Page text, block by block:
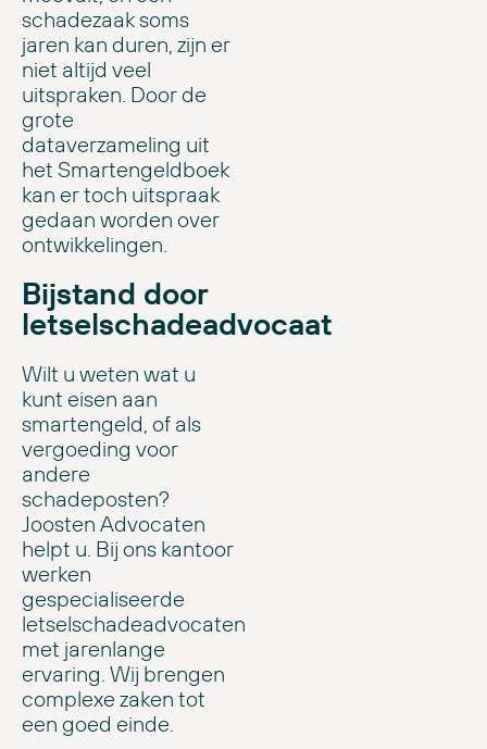
schadezaak soms
jaren kan duren, zijn er
niet altijd veel
uitspraken. Door de
grote
dataverzameling uit
het Smartengeldboek
kan er toch uitspraak
gedaan worden over
ontwikkelingen.
Bijstand door
letselschadeadvocaat
Wilt u weten wat u
kunt eisen aan
smartengeld, of als
vergoeding voor
andere
schadeposten?
Joosten Advocaten
helpt u. Bij ons kantoor
werken
gespecialiseerde
letselschadeadvocaten
met jarenlange
ervaring. Wij brengen
complexe zaken tot
een goed einde.